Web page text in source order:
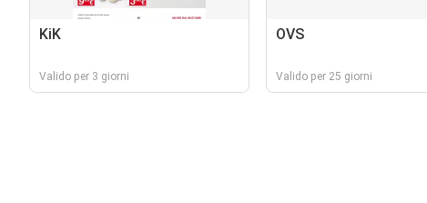
KiK
Valido per 3 giorni
OVS
Valido per 25 giorni